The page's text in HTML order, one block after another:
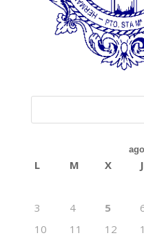
L M X J
3
4 5
10
11 12